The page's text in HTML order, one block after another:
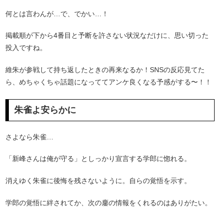
何とは言わんが…で、でかい…！
掲載順が下から4番目と予断を許さない状況なだけに、思い切った
投入ですね。
維朱が参戦して持ち返したときの再来なるか！SNSの反応見てた
ら、めちゃくちゃ話題になっててアンケ良くなる予感がする〜！！
朱雀よ安らかに
さよなら朱雀…
「新峰さんは俺が守る」としっかり宣言する学郎に惚れる。
消えゆく朱雀に後悔を残さないように。自らの覚悟を示す。
学郎の覚悟に絆されてか、次の鏖の情報をくれるのはありがたい。